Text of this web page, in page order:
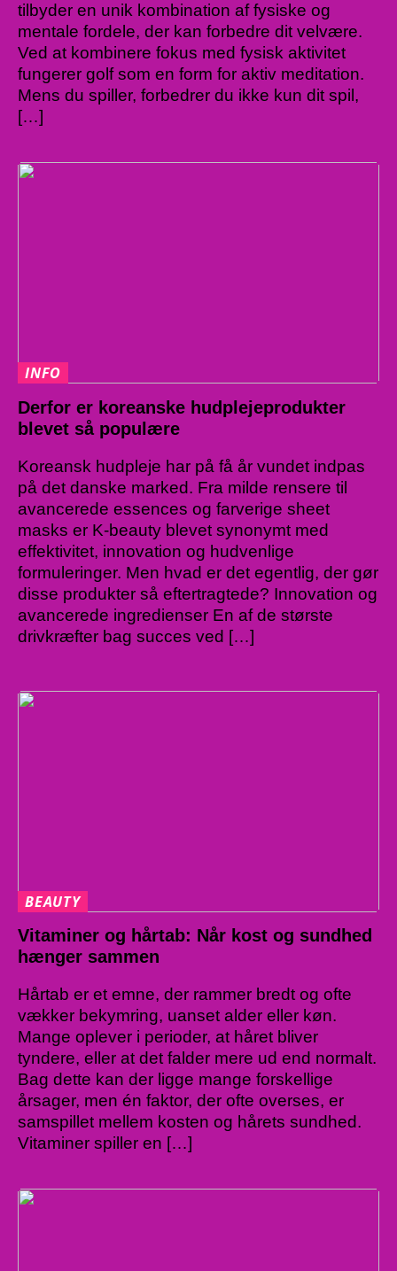
tilbyder en unik kombination af fysiske og
mentale fordele, der kan forbedre dit velvære.
Ved at kombinere fokus med fysisk aktivitet
fungerer golf som en form for aktiv meditation.
Mens du spiller, forbedrer du ikke kun dit spil,
[…]
INFO
Derfor er koreanske hudplejeprodukter
blevet så populære
Koreansk hudpleje har på få år vundet indpas
på det danske marked. Fra milde rensere til
avancerede essences og farverige sheet
masks er K-beauty blevet synonymt med
effektivitet, innovation og hudvenlige
formuleringer. Men hvad er det egentlig, der gør
disse produkter så eftertragtede? Innovation og
avancerede ingredienser En af de største
drivkræfter bag succes ved […]
BEAUTY
Vitaminer og hårtab: Når kost og sundhed
hænger sammen
Hårtab er et emne, der rammer bredt og ofte
vækker bekymring, uanset alder eller køn.
Mange oplever i perioder, at håret bliver
tyndere, eller at det falder mere ud end normalt.
Bag dette kan der ligge mange forskellige
årsager, men én faktor, der ofte overses, er
samspillet mellem kosten og hårets sundhed.
Vitaminer spiller en […]